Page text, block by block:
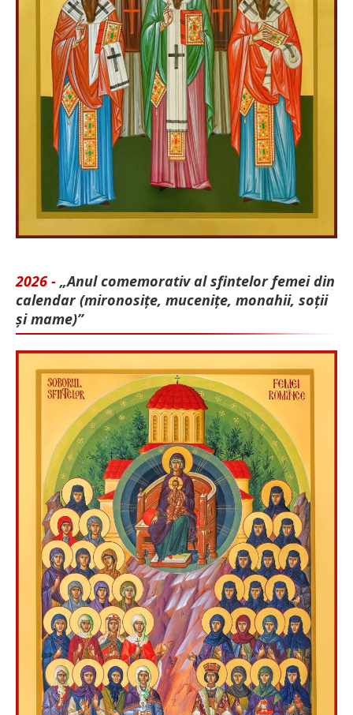
2026 - „Anul comemorativ al sfintelor femei din
calendar (mironosițe, mu­cenițe, monahii, soții
și mame)”